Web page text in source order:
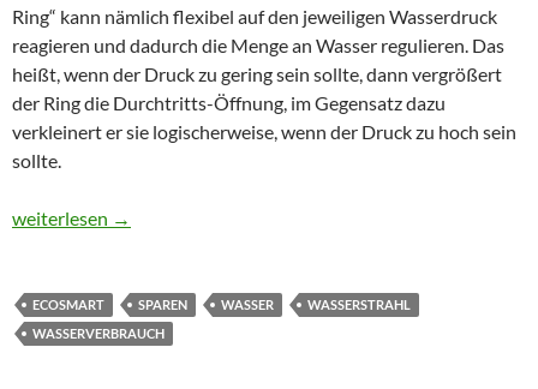
Ring“ kann nämlich flexibel auf den jeweiligen Wasserdruck
reagieren und dadurch die Menge an Wasser regulieren. Das
heißt, wenn der Druck zu gering sein sollte, dann vergrößert
der Ring die Durchtritts-Öffnung, im Gegensatz dazu
verkleinert er sie logischerweise, wenn der Druck zu hoch sein
sollte.
Zukunftsweisende Technologie
weiterlesen →
ECOSMART SPAREN WASSER
WASSERSTRAHL
WASSERVERBRAUCH